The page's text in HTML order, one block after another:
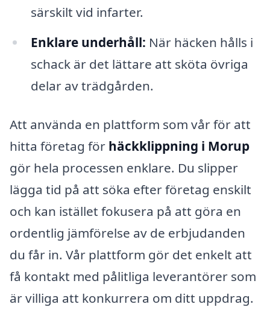
särskilt vid infarter.
Enklare underhåll: När häcken hålls i
schack är det lättare att sköta övriga
delar av trädgården.
Att använda en plattform som vår för att
hitta företag för häckklippning i Morup
gör hela processen enklare. Du slipper
lägga tid på att söka efter företag enskilt
och kan istället fokusera på att göra en
ordentlig jämförelse av de erbjudanden
du får in. Vår plattform gör det enkelt att
få kontakt med pålitliga leverantörer som
är villiga att konkurrera om ditt uppdrag.